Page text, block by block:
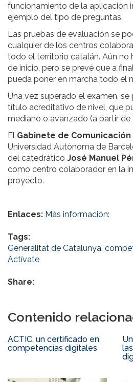
funcionamiento de la aplicación
ejemplo del tipo de preguntas.
Las pruebas de evaluación se
cualquier de los centros
todo el territorio catalán. Aún no
de inicio, pero se prevé que a
pueda poner en marcha todo el
Una vez superado el examen,
título acreditativo de nivel, que
mediano o avanzado (a partir de
El Gabinete de Comunicación
Universidad Autónoma de
del catedrático José Manuel
como centro colaborador en la
proyecto.
Enlaces: Más información:
Tags:
Generalitat de Catalunya,
Actívate
Share:
Contenido
ACTIC, un certificado en
competencias digitales